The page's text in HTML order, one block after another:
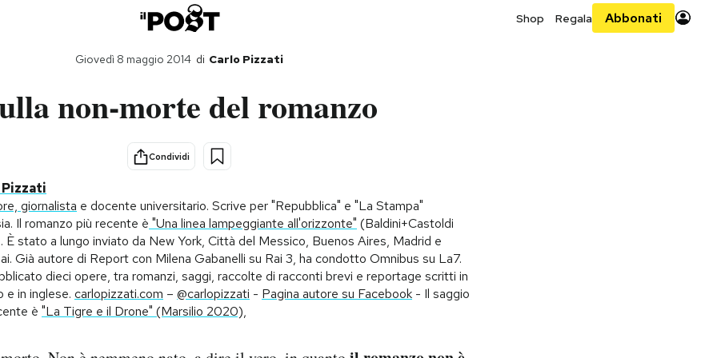
Shop Regala Abbonati
di Carlo Pizzati
Giovedì 8 maggio 2014
non-morte del romanzo
Condividi
Pizzati
giornalista e docente universitario. Scrive per "Repubblica" e "La Stampa"
Il romanzo più recente è "Una linea lampeggiante all'orizzonte" (Baldini+Castoldi
È stato a lungo inviato da New York, Città del Messico, Buenos Aires, Madrid e
Già autore di Report con Milena Gabanelli su Rai 3, ha condotto Omnibus su La7.
dieci opere, tra romanzi, saggi, raccolte di racconti brevi e reportage scritti in
e in inglese. carlopizzati.com – @carlopizzati - Pagina autore su Facebook - Il saggio
è "La Tigre e il Drone" (Marsilio 2020),